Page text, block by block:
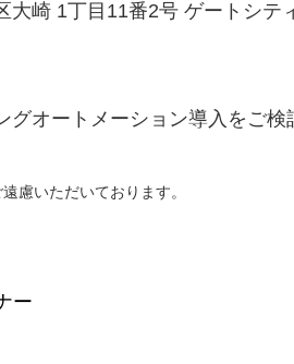
崎 1丁目11番2号 ゲートシテ
オートメーション導入をご検
慮いただいております。
ー